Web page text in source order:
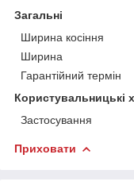
Загальні
Ширина косіння
Ширина
Гарантійний термін
Користувальницькі
Застосування
Приховати